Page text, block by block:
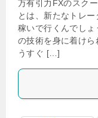
万有引力FXのスク
とは、新たなトレ
稼いで行くんでしょ
の技術を身に着け
うすぐ […]